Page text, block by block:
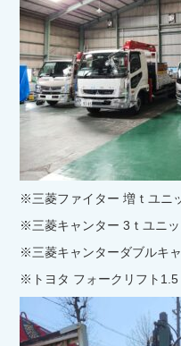
※三菱ファイター 増ｔユニ
※三菱キャンター 3ｔユニ
※三菱キャンターダブルキ
※トヨタ フォークリフト1.5